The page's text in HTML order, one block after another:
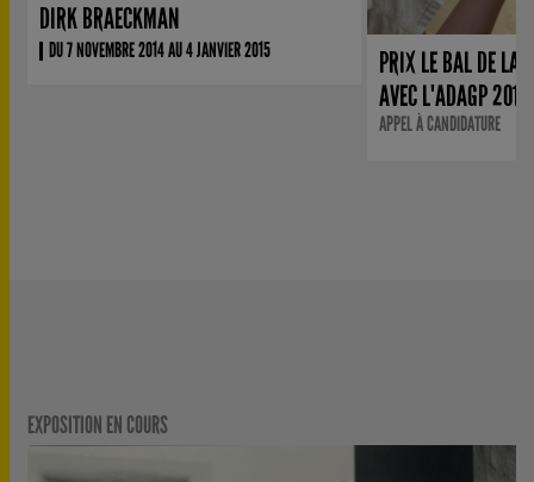
DIRK BRAECKMAN
DU 7 NOVEMBRE 2014 AU 4 JANVIER 2015
PRIX LE BAL DE LA
AVEC L'ADAGP 2017
APPEL À CANDIDATURE
EXPOSITION EN COURS